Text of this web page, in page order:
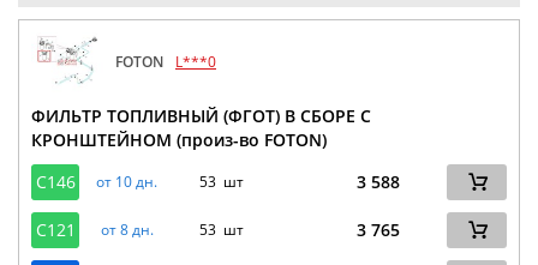
FOTON L***0
ФИЛЬТР ТОПЛИВНЫЙ (ФГОТ) В СБОРЕ С
КРОНШТЕЙНОМ (произ-во FOTON)
C146
от 10 дн. 53 шт 3 588
C121 от 8 дн. 53 шт 3 765